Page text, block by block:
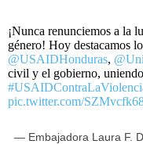
¡Nunca renunciemos a la
género! Hoy destacamos
@USAIDHonduras,
civil y el gobierno,
pic.twitter.com/
— Embajadora Laura F.